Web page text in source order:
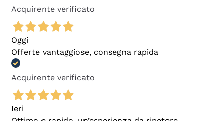
Acquirente verificato
Oggi
Offerte vantaggiose, consegna rapida
Acquirente verificato
Ieri